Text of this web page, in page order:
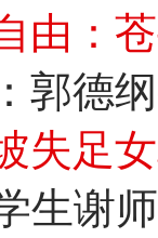
由：
郭德
失足
生谢